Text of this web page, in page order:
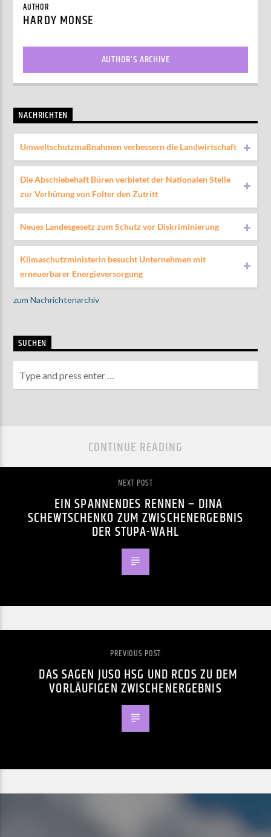
AUTHOR
HARDY MONSE
AUTHOR'S ARCHIVE
NACHRICHTEN
Umweltschutzmaßnahmen verbessern die Landwirtschaft
Die Abschiebehaft Büren verbietet der Nationalen Stelle
zur Verhütung von Folter den Zutritt
Neues Landesgesetz zum Schutz vor Diskriminierung
Klimaschutzministerin besucht Unternehmen mit
erneuerbarer Energieversorgung
zum Nachrichtenarchiv
SUCHEN
CONTINUE READING
NEXT POST
EIN SPANNENDES RENNEN – DINA
SCHEWTSCHENKO ZUM ZWISCHENERGEBNIS
DER STUPA-WAHL
PREVIOUS POST
DAS SAGEN JUSO HSG UND RCDS ZU DEM
VORLÄUFIGEN ZWISCHENERGEBNIS